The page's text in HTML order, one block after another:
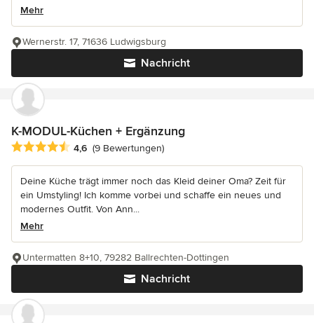
Mehr
Nachricht
Wernerstr. 17, 71636 Ludwigsburg
K-MODUL-Küchen + Ergänzung
Durchschnittliche Bewertung: 4.6 von 5 Sternen
4,6 (9 Bewertungen)
Deine Küche trägt immer noch das Kleid deiner Oma? Zeit für
ein Umstyling! Ich komme vorbei und schaffe ein neues und
modernes Outfit. Von Ann...
Mehr
Nachricht
Untermatten 8+10, 79282 Ballrechten-Dottingen